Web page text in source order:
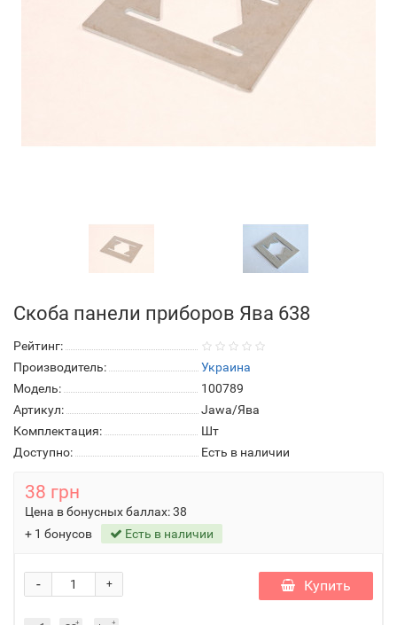
Скоба панели приборов Ява 638
Рейтинг:
Производитель:
Украина
Модель:
100789
Артикул:
Jawa/Ява
Комплектация:
Шт
Доступно:
Есть в наличии
38 грн
Цена в бонусных баллах:38
+ 1 бонусов
Есть в наличии
+
- Купить